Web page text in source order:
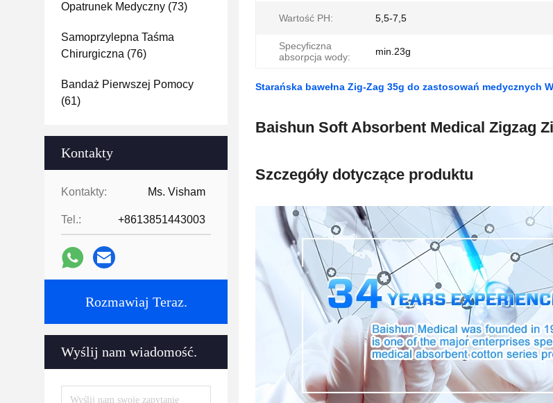
Opatrunek Medyczny (73)
Samoprzylepna Taśma
Chirurgiczna (76)
Bandaż Pierwszej Pomocy
(61)
Kontakty
Kontakty: Ms. Visham
Tel.: +8613851443003
Rozmawiaj Teraz.
Wyślij nam wiadomość.
Wartość PH: 5,5-7,5
Specyficzna
absorpcja wody:
min.23g
Starańska bawełna Zig-Zag 35g do zastosowań medycznych
Baishun Soft Absorbent Medical Zigzag
Szczegóły dotyczące produktu